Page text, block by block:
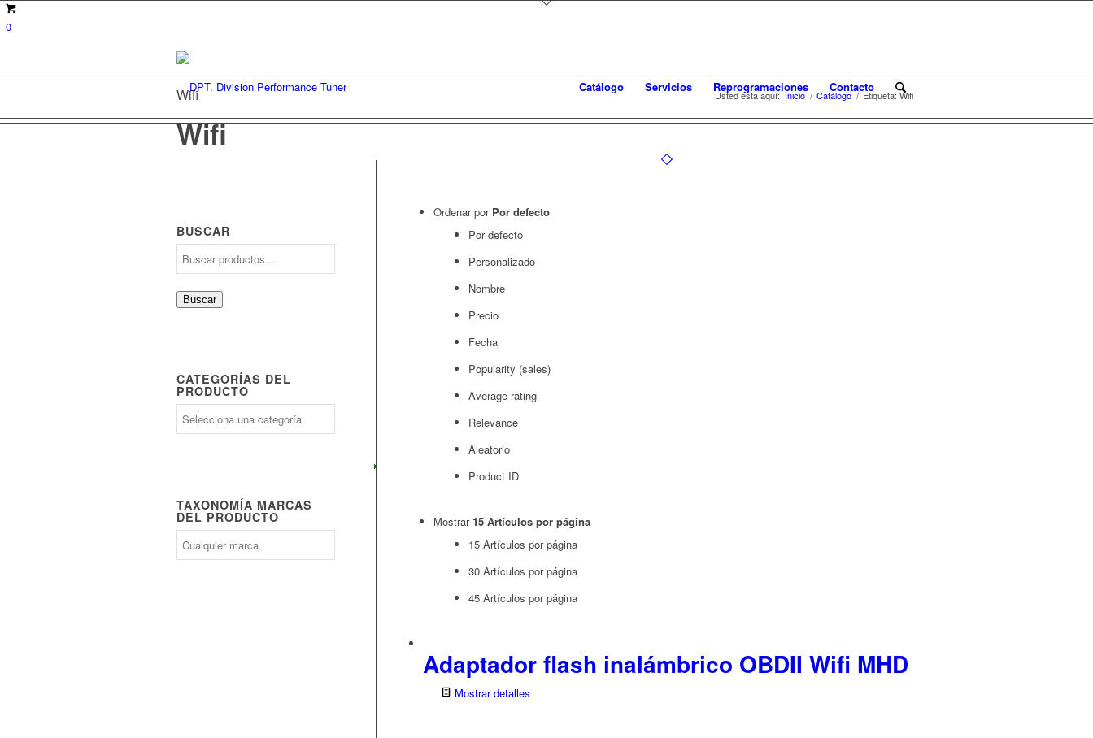
0
Catálogo Servicios Reprogramaciones Contacto
Wifi Usted está aquí: Inicio / Catálogo / Etiqueta: Wifi
Wifi
Ordenar por Por defecto
Por defecto
Personalizado
Nombre
Precio
Fecha
Popularity (sales)
Average rating
Relevance
Aleatorio
Product ID
Mostrar 15 Artículos por página
15 Artículos por página
30 Artículos por página
45 Artículos por página
Adaptador flash inalámbrico OBDII Wifi MHD
Mostrar detalles
BUSCAR
Buscar
CATEGORÍAS DEL
PRODUCTO
TAXONOMÍA MARCAS
DEL PRODUCTO